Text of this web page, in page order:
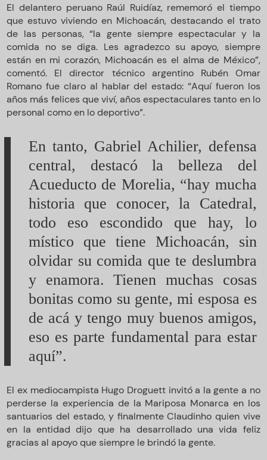
El delantero peruano Raúl Ruidíaz, rememoró el tiempo
que estuvo viviendo en Michoacán, destacando el trato
de las personas, “la gente siempre espectacular y la
comida no se diga. Les agradezco su apoyo, siempre
están en mi corazón, Michoacán es el alma de México”,
comentó. El director técnico argentino Rubén Omar
Romano fue claro al hablar del estado: “Aquí fueron los
años más felices que viví, años espectaculares tanto en lo
personal como en lo deportivo”.
En tanto, Gabriel Achilier, defensa
central, destacó la belleza del
Acueducto de Morelia, “hay mucha
historia que conocer, la Catedral,
todo eso escondido que hay, lo
místico que tiene Michoacán, sin
olvidar su comida que te deslumbra
y enamora. Tienen muchas cosas
bonitas como su gente, mi esposa es
de acá y tengo muy buenos amigos,
eso es parte fundamental para estar
aquí”.
El ex mediocampista Hugo Droguett invitó a la gente a no
perderse la experiencia de la Mariposa Monarca en los
santuarios del estado, y finalmente Claudinho quien vive
en la entidad dijo que ha desarrollado una vida feliz
gracias al apoyo que siempre le brindó la gente.